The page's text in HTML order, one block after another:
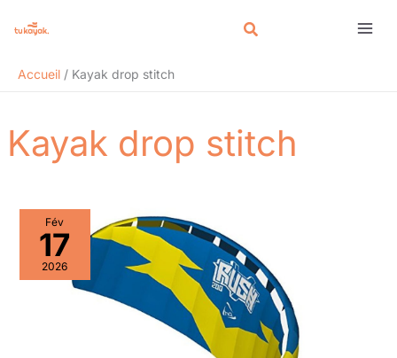
Accueil
Kayak drop stitch
Kayak drop stitch
Fév
17
2026